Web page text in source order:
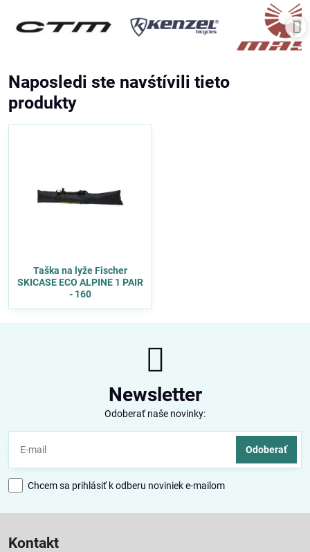
Naposledi ste navśtívili tieto
produkty
Taška na lyže Fischer
SKICASE ECO ALPINE 1 PAIR
- 160
Newsletter
Odoberať naše novinky:
Odoberať
Chcem sa prihlásiť k odberu noviniek e-mailom
Kontakt